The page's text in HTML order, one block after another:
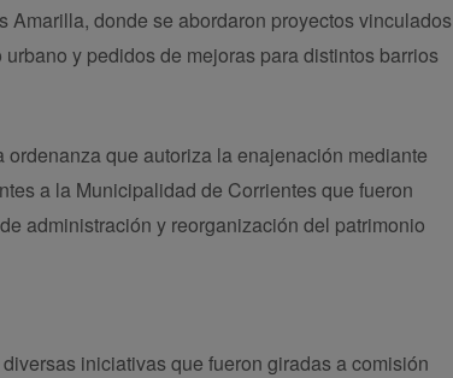
Amarilla, donde se abordaron proyectos vinculados
y pedidos de mejoras para distintos barrios
que autoriza la enajenación mediante
a la Municipalidad de Corrientes que fueron
administración y reorganización del patrimonio
iniciativas que fueron giradas a comisión